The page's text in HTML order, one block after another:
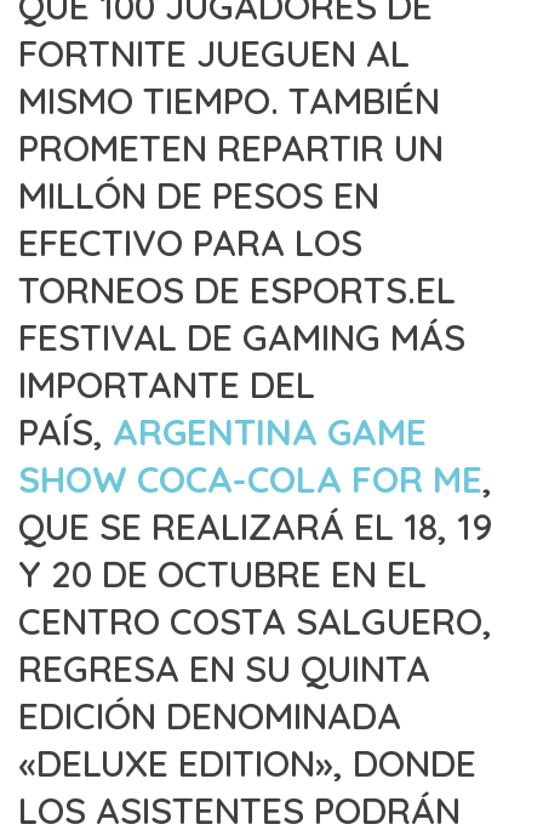
FORTNITE JUEGUEN AL
MISMO TIEMPO. TAMBIÉN
PROMETEN REPARTIR UN
MILLÓN DE PESOS EN
EFECTIVO PARA LOS
TORNEOS DE ESPORTS.EL
FESTIVAL DE GAMING MÁS
IMPORTANTE DEL
PAÍS, ARGENTINA GAME
SHOW COCA-COLA FOR ME,
QUE SE REALIZARÁ EL 18, 19
Y 20 DE OCTUBRE EN EL
CENTRO COSTA SALGUERO,
REGRESA EN SU QUINTA
EDICIÓN DENOMINADA
«DELUXE EDITION», DONDE
LOS ASISTENTES PODRÁN